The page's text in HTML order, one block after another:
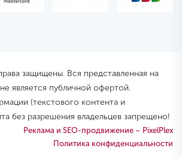
защищены. Вся представленная на
является публичной офертой.
(текстового контента и
без разрешения владельцев запрещено!
Реклама и SEO-продвижение – PixelPlex
Политика конфиденциальности